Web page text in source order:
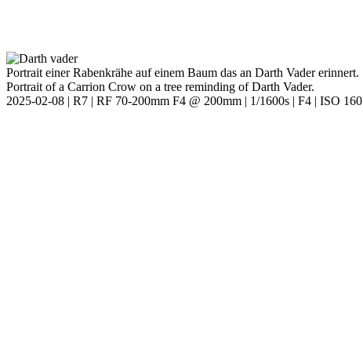
Portrait einer Rabenkrähe auf einem Baum das an Darth Vader erinnert.
Portrait of a Carrion Crow on a tree reminding of Darth Vader.
2025-02-08 | R7 | RF 70-200mm F4 @ 200mm | 1/1600s | F4 | ISO 160